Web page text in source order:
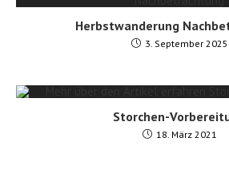
Herbstwanderung
3. September 2025
Storchen-
18. März 2021